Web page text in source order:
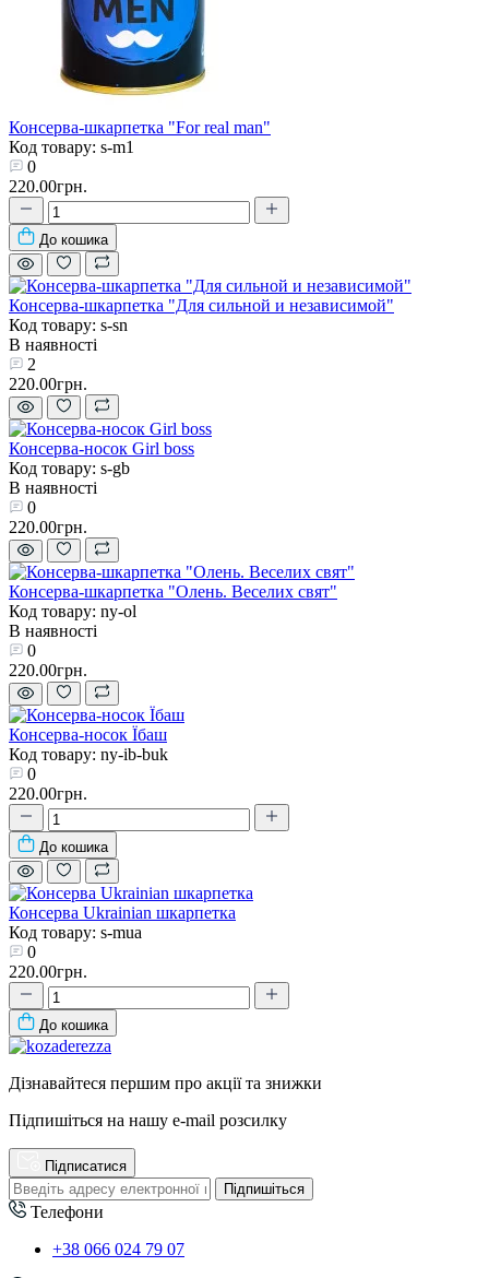
Консерва-шкарпетка "For real man"
Код товару: s-m1
0
220.00грн.
До кошика
Консерва-шкарпетка "Для сильной и независимой"
Код товару: s-sn
В наявності
2
220.00грн.
Консерва-носок Girl boss
Код товару: s-gb
В наявності
0
220.00грн.
Консерва-шкарпетка "Олень. Веселих свят"
Код товару: ny-ol
В наявності
0
220.00грн.
Консерва-носок Їбаш
Код товару: ny-ib-buk
0
220.00грн.
До кошика
Консерва Ukrainian шкарпетка
Код товару: s-mua
0
220.00грн.
До кошика
Дізнавайтеся першим про акції та знижки
Підпишіться на нашу e-mail розсилку
Підписатися
Підпишіться
Телефони
+38 066 024 79 07